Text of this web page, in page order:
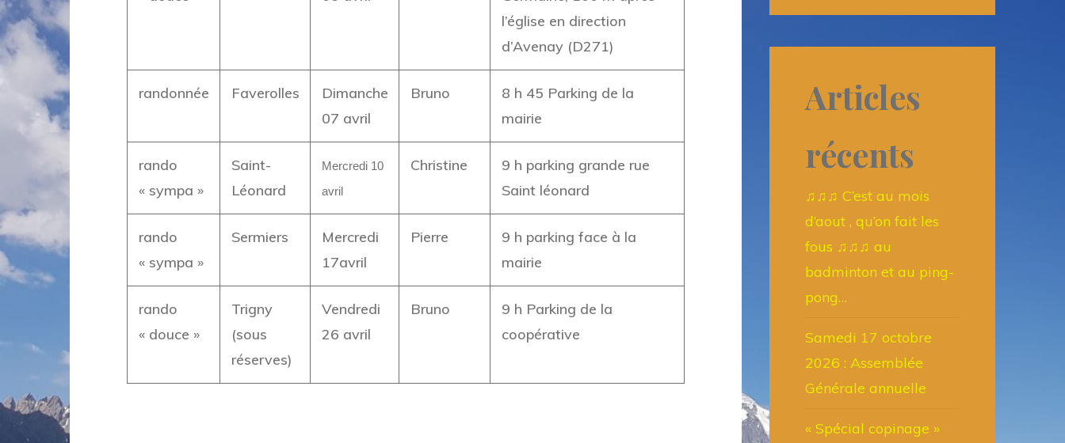
l’église en direction
d’Avenay (D271)
randonnée Faverolles
Dimanche
07 avril
Bruno
8 h 45 Parking de la
mairie
rando
« sympa »
Saint-
Léonard
Mercredi 10
avril
Christine
9 h parking grande rue
Saint léonard
rando
« sympa »
Sermiers
Mercredi
17avril
Pierre
9 h parking face à la
mairie
rando
« douce »
Trigny
(sous
réserves)
Vendredi
26 avril
Bruno
9 h Parking de la
coopérative
Articles
récents
♫♫♫ C’est au mois
d’aout , qu’on fait les
fous ♫♫♫ au
badminton et au ping-
pong…
Samedi 17 octobre
2026 : Assemblée
Générale annuelle
« Spécial copinage »